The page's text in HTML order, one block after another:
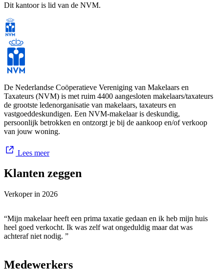
Bel 0573-432 432 of mail info@beltman.nl voor een vrijblijvende
kennismaking.
Advies en begeleiding bij:
- verkoop van uw woning;
- aankoop van een woning;
- taxatie van woningen;
- gratis waardebepaling van uw (eigen) woning;
Zes dagen per week volledig geopend!
Dit kantoor is lid van de NVM.
De Nederlandse Coöperatieve Vereniging van Makelaars en
Taxateurs (NVM) is met ruim 4400 aangesloten makelaars/taxateurs
de grootste ledenorganisatie van makelaars, taxateurs en
vastgoeddeskundigen. Een NVM-makelaar is deskundig,
persoonlijk betrokken en ontzorgt je bij de aankoop en/of verkoop
van jouw woning.
Lees meer
Klanten zeggen
Verkoper in 2026
“Mijn makelaar heeft een prima taxatie gedaan en ik heb mijn huis
heel goed verkocht. Ik was zelf wat ongeduldig maar dat was
achteraf niet nodig. ”
Medewerkers